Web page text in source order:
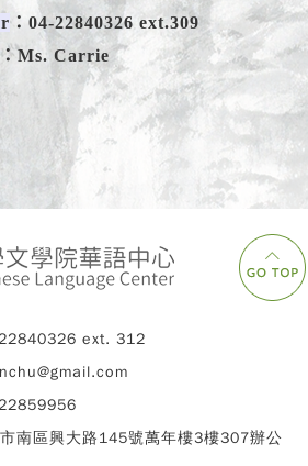
：04-22840326 ext.309
：Ms. Carrie
ext. 312
南區興大路145號萬年樓3樓307辦公